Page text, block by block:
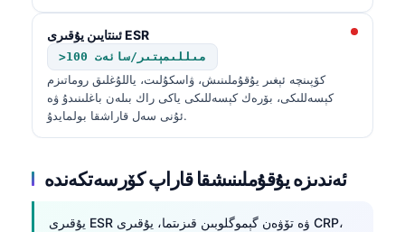
ئىنتايىن يۇقىرى ESR
>100 مىللىمېتىر/سائەت
كۆپىنچە ئېغىر يۇقۇملىنىش، ۋاسكۇلىت، ياللۇغلىق روماتىزم
كېسەللىكى، بۆرەك كېسەللىكى ياكى راك بىلەن باغلىنىدۇ ۋە
ئۇنى سەل قاراشقا بولمايدۇ.
ئەندىزە يۇقۇملىنىشقا قاراپ كۆرسەتكەندە
يۇقىرى ESR ۋە تۆۋەن گېموگلوبىن قىزىتما، يۇقىرى CRP،